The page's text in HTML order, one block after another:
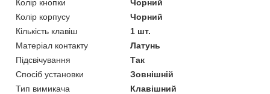
Колір кнопки
Чорний
Колір корпусу
Чорний
Кількість клавіш
1 шт.
Матеріал контакту
Латунь
Підсвічування
Так
Спосіб установки
Зовнішній
Тип вимикача
Клавішний